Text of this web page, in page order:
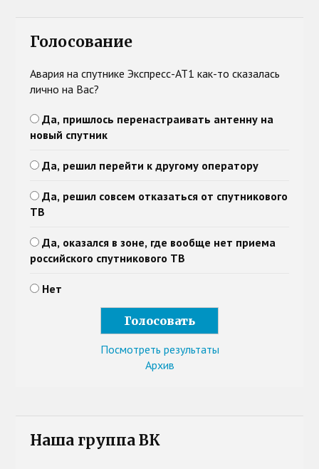
Голосование
Авария на спутнике Экспресс-АТ1 как-то сказалась
лично на Вас?
Да, пришлось перенастраивать антенну на
новый спутник
Да, решил перейти к другому оператору
Да, решил совсем отказаться от спутникового
ТВ
Да, оказался в зоне, где вообще нет приема
российского спутникового ТВ
Нет
Посмотреть результаты
Архив
Наша группа ВК